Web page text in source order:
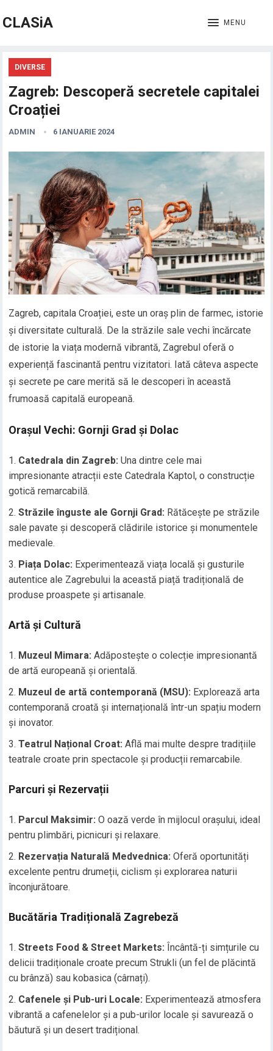
CLASiA MENU
DIVERSE
Zagreb: Descoperă secretele capitalei
Croației
ADMIN 6 IANUARIE 2024
Zagreb, capitala Croației, este un oraș plin de farmec, istorie
și diversitate culturală. De la străzile sale vechi încărcate
de istorie la viața modernă vibrantă, Zagrebul oferă o
experiență fascinantă pentru vizitatori. Iată câteva aspecte
și secrete pe care merită să le descoperi în această
frumoasă capitală europeană.
Orașul Vechi: Gornji Grad și Dolac
Catedrala din Zagreb: Una dintre cele mai
impresionante atracții este Catedrala Kaptol, o construcție
gotică remarcabilă.
Străzile înguste ale Gornji Grad: Rătăcește pe străzile
sale pavate și descoperă clădirile istorice și monumentele
medievale.
Piața Dolac: Experimentează viața locală și gusturile
autentice ale Zagrebului la această piață tradițională de
produse proaspete și artisanale.
Artă și Cultură
Muzeul Mimara: Adăpostește o colecție impresionantă
de artă europeană și orientală.
Muzeul de artă contemporană (MSU): Explorează arta
contemporană croată și internațională într-un spațiu modern
și inovator.
Teatrul Național Croat: Află mai multe despre tradițiile
teatrale croate prin spectacole și producții remarcabile.
Parcuri și Rezervații
Parcul Maksimir: O oază verde în mijlocul orașului, ideal
pentru plimbări, picnicuri și relaxare.
Rezervația Naturală Medvednica: Oferă oportunități
excelente pentru drumeții, ciclism și explorarea naturii
înconjurătoare.
Bucătăria Tradițională Zagrebeză
Streets Food & Street Markets: Încântă-ți simțurile cu
delicii tradiționale croate precum Strukli (un fel de plăcintă
cu brânză) sau kobasica (cârnați).
Cafenele și Pub-uri Locale: Experimentează atmosfera
vibrantă a cafenelelor și a pub-urilor locale și savurează o
băutură și un desert tradițional.